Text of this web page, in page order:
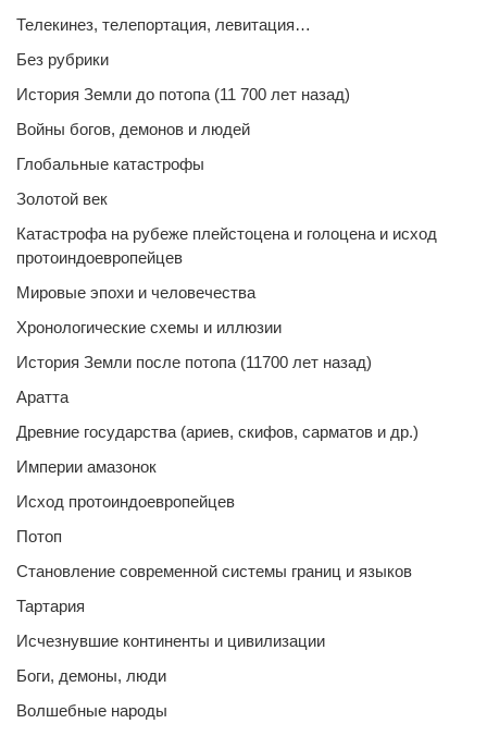
Телекинез, телепортация, левитация…
Без рубрики
История Земли до потопа (11 700 лет назад)
Войны богов, демонов и людей
Глобальные катастрофы
Золотой век
Катастрофа на рубеже плейстоцена и голоцена и исход
протоиндоевропейцев
Мировые эпохи и человечества
Хронологические схемы и иллюзии
История Земли после потопа (11700 лет назад)
Аратта
Древние государства (ариев, скифов, сарматов и др.)
Империи амазонок
Исход протоиндоевропейцев
Потоп
Становление современной системы границ и языков
Тартария
Исчезнувшие континенты и цивилизации
Боги, демоны, люди
Волшебные народы